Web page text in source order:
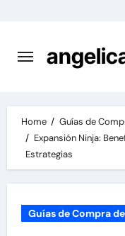
content
Home
Guías de
Expansión Ninja:
Estrategias
Guías de Compra